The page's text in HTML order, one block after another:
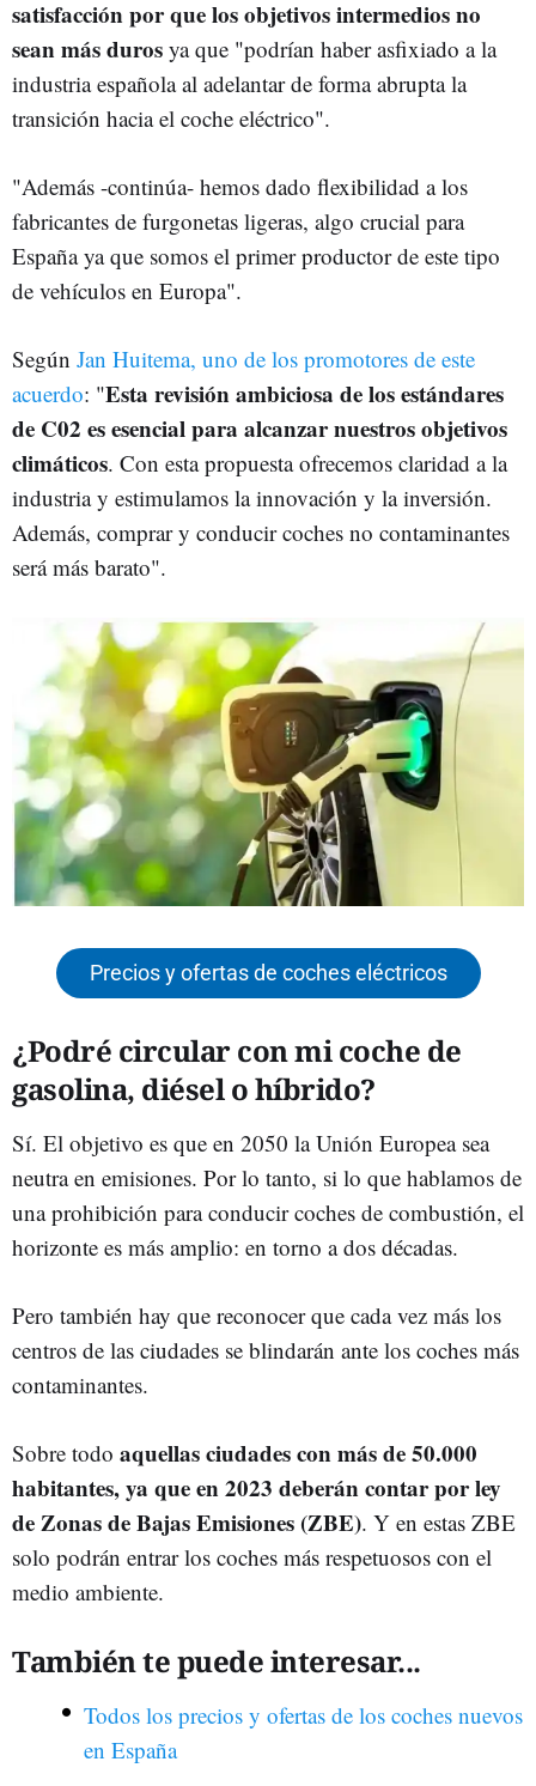
satisfacción por que los objetivos intermedios no
sean más duros ya que "podrían haber asfixiado a la
industria española al adelantar de forma abrupta la
transición hacia el coche eléctrico".
"Además -continúa- hemos dado flexibilidad a los
fabricantes de furgonetas ligeras, algo crucial para
España ya que somos el primer productor de este tipo
de vehículos en Europa".
Según Jan Huitema, uno de los promotores de este
acuerdo: "Esta revisión ambiciosa de los estándares
de C02 es esencial para alcanzar nuestros objetivos
climáticos. Con esta propuesta ofrecemos claridad a la
industria y estimulamos la innovación y la inversión.
Además, comprar y conducir coches no contaminantes
será más barato".
Precios y ofertas de coches eléctricos
¿Podré circular con mi coche de
gasolina, diésel o híbrido?
Sí. El objetivo es que en 2050 la Unión Europea sea
neutra en emisiones. Por lo tanto, si lo que hablamos de
una prohibición para conducir coches de combustión, el
horizonte es más amplio: en torno a dos décadas.
Pero también hay que reconocer que cada vez más los
centros de las ciudades se blindarán ante los coches más
contaminantes.
Sobre todo aquellas ciudades con más de 50.000
habitantes, ya que en 2023 deberán contar por ley
de Zonas de Bajas Emisiones (ZBE). Y en estas ZBE
solo podrán entrar los coches más respetuosos con el
medio ambiente.
También te puede interesar...
Todos los precios y ofertas de los coches nuevos
en España